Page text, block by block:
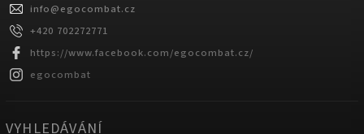
info@egocombat.cz
+420 702272771
https://www.facebook.com/egocombat.cz/
egocombat
VYHLEDÁVÁNÍ